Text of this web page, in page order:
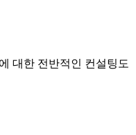
대한 전반적인 컨설팅도